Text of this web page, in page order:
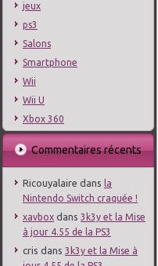
jeux
ps3
Salons
Smartphone
Wii
Wii U
Xbox 360
Commentaires récents
Ricouyalaire dans la
Nintendo Switch craquée !
xavbox dans 3k3y et la Mise
à jour 4.55 de la PS3
cris dans 3k3y et la Mise à